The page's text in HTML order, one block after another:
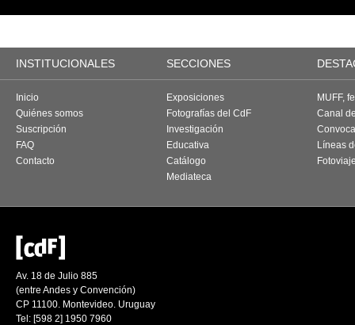
INSTITUCIONALES SECCIONES
Inicio
Quiénes somos
Suscripción
FAQ
Contacto
Exposiciones
Fotografías del CdF
Investigación
Educativa
Catálogo
Mediateca
MUFF,
Canal
Líneas
Av. 18 de Julio 885
(entre Andes y Convención)
CP 11100. Montevideo. Uruguay
Tel: [598 2] 1950 7960